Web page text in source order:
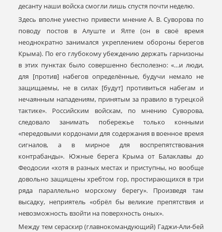
десанту наши войска смогли лишь спустя почти неделю.
Здесь вполне уместно привести мнение А. В. Суворова по
поводу постов в Алуште и Ялте (он в своё время
неоднократно занимался укреплением обороны берегов
Крыма). По его глубокому убеждению держать гарнизоны
в этих пунктах было совершенно бесполезно: «…и люди,
для [против] набегов определённые, будучи немало не
защищаемы, не в силах [будут] противиться набегам и
нечаянным нападениям, принятым за правило в турецкой
тактике». Российским войскам, по мнению Суворова,
следовало занимать побережье только конными
«передовыми кордонами для содержания в военное время
сигналов, а в мирное для воспрепятствования
контрабанды». Южные берега Крыма от Балаклавы до
Феодосии «хотя в разных местах и приступны, но вообще
довольно защищены хребтом гор, простирающихся в три
ряда параллельно морскому берегу». Произведя там
высадку, неприятель «обрёл бы великие препятствия и
невозможность взойти на поверхность оных».
Между тем сераскир (главнокомандующий) Гаджи-Али-бей